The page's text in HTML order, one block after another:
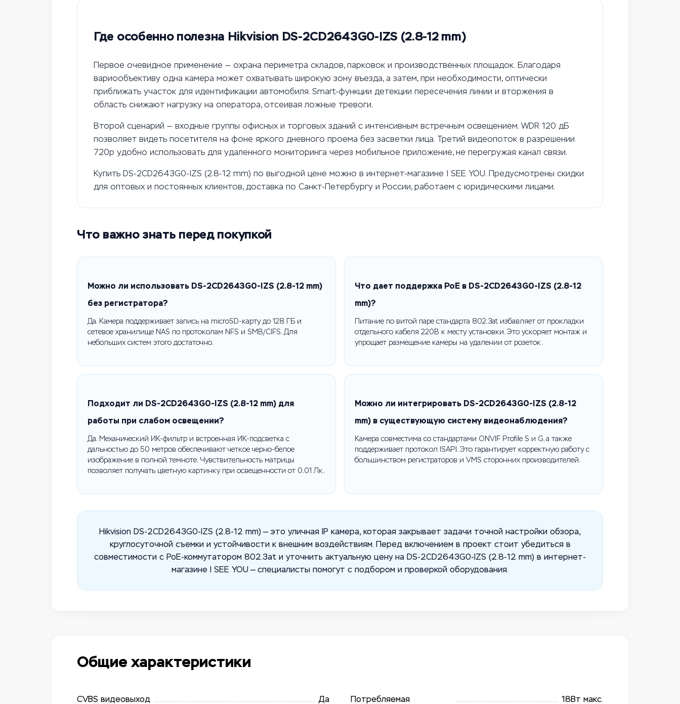
Где особенно полезна Hikvision DS-2CD2643G0-IZS (2.8-12 mm)
Первое очевидное применение — охрана периметра складов, парковок и производственных площадок. Благодаря
вариообъективу одна камера может охватывать широкую зону въезда, а затем, при необходимости, оптически
приближать участок для идентификации автомобиля. Smart-функции детекции пересечения линии и вторжения в
область снижают нагрузку на оператора, отсеивая ложные тревоги.
Второй сценарий — входные группы офисных и торговых зданий с интенсивным встречным освещением. WDR 120 дБ
позволяет видеть посетителя на фоне яркого дневного проема без засветки лица. Третий видеопоток в разрешении
720p удобно использовать для удаленного мониторинга через мобильное приложение, не перегружая канал связи.
Купить DS-2CD2643G0-IZS (2.8-12 mm) по выгодной цене можно в интернет-магазине I SEE YOU. Предусмотрены скидки
для оптовых и постоянных клиентов, доставка по Санкт-Петербургу и России, работаем с юридическими лицами.
Что важно знать перед покупкой
Можно ли использовать DS-2CD2643G0-IZS (2.8-12 mm)
без регистратора?
Да. Камера поддерживает запись на microSD-карту до 128 ГБ и
сетевое хранилище NAS по протоколам NFS и SMB/CIFS. Для
небольших систем этого достаточно.
Что дает поддержка PoE в DS-2CD2643G0-IZS (2.8-12
mm)?
Питание по витой паре стандарта 802.3at избавляет от прокладки
отдельного кабеля 220В к месту установки. Это ускоряет монтаж и
упрощает размещение камеры на удалении от розеток.
Подходит ли DS-2CD2643G0-IZS (2.8-12 mm) для
работы при слабом освещении?
Да. Механический ИК-фильтр и встроенная ИК-подсветка с
дальностью до 50 метров обеспечивают четкое черно-белое
изображение в полной темноте. Чувствительность матрицы
позволяет получать цветную картинку при освещенности от 0.01 Лк.
Можно ли интегрировать DS-2CD2643G0-IZS (2.8-12
mm) в существующую систему видеонаблюдения?
Камера совместима со стандартами ONVIF Profile S и G, а также
поддерживает протокол ISAPI. Это гарантирует корректную работу с
большинством регистраторов и VMS сторонних производителей.
Hikvision DS-2CD2643G0-IZS (2.8-12 mm) — это уличная IP камера, которая закрывает задачи точной настройки обзора,
круглосуточной съемки и устойчивости к внешним воздействиям. Перед включением в проект стоит убедиться в
совместимости с PoE-коммутатором 802.3at и уточнить актуальную цену на DS-2CD2643G0-IZS (2.8-12 mm) в интернет-
магазине I SEE YOU — специалисты помогут с подбором и проверкой оборудования.
Общие характеристики
CVBS видеовыход Да
Потребляемая
18Вт макс.